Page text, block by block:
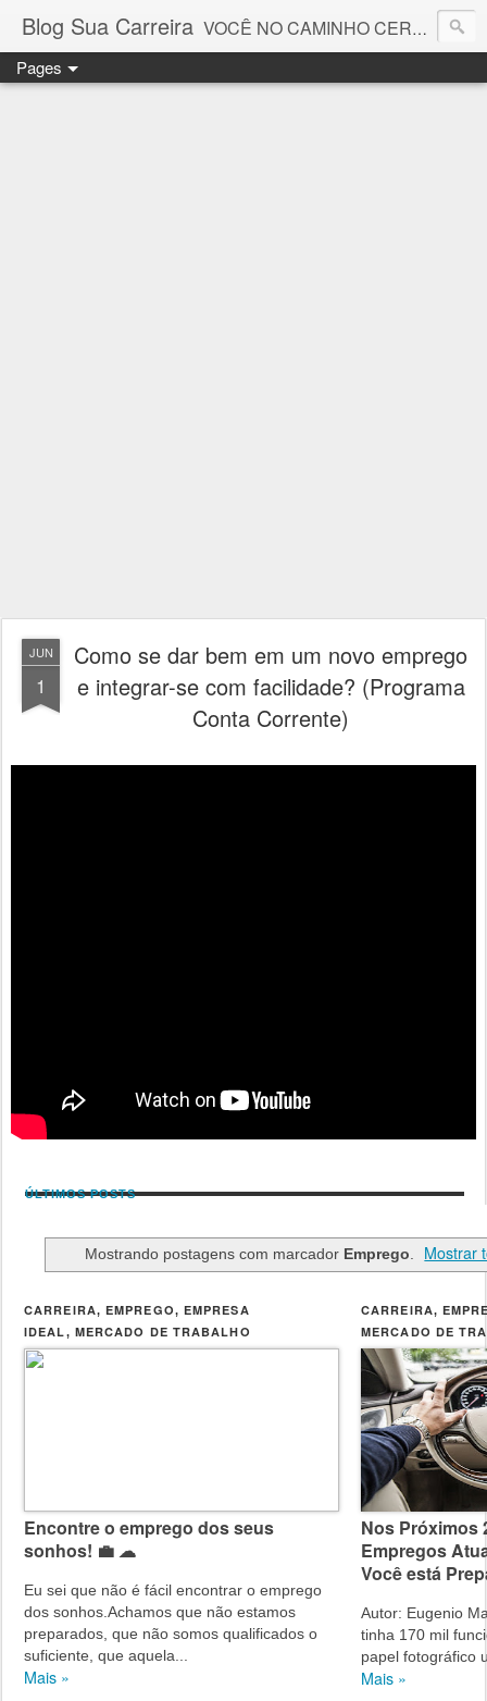
Blog Sua Carreira VOCÊ NO CAMINHO CERTO! 🤓💻🚀
Pages
JUN
1
Como se dar bem em um novo emprego
e integrar-se com facilidade? (Programa
Conta Corrente)
ÚLTIMOS POSTS
Mostrando postagens com marcador Emprego. Mostrar
CARREIRA,EMPREGO, EMPRESA
IDEAL, MERCADO DE TRABALHO
Encontre o emprego dos seus
sonhos! 💼 ☁
Eu sei que não é fácil encontrar o emprego
dos sonhos.Achamos que não estamos
preparados, que não somos qualificados o
suficiente, que aquela...
Mais »
CARREIRA,
MERCADO DE
Nos Próximos
Empregos
Você está
Autor: Eugenio
tinha 170 mil
papel fotográfico
Mais »